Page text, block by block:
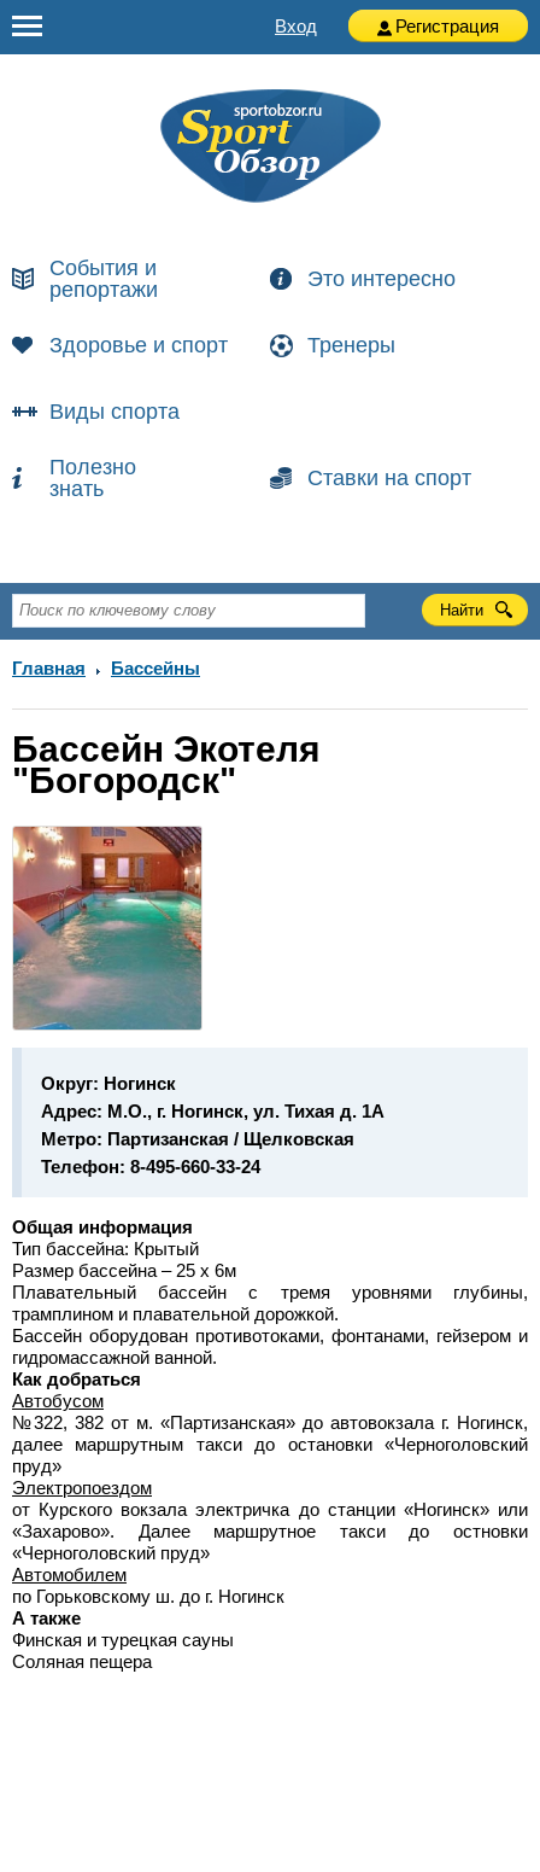
Вход Регистрация
События и
репортажи
Это интересно
Здоровье и спорт Тренеры
Виды спорта
Полезно
знать
Ставки на спорт
Главная Бассейны
Бассейн Экотеля
"Богородск"
Округ: Ногинск
Адрес: М.О., г. Ногинск, ул. Тихая д. 1А
Метро: Партизанская / Щелковская
Телефон: 8-495-660-33-24
Общая информация
Тип бассейна: Крытый
Размер бассейна – 25 х 6м
Плавательный бассейн с тремя уровнями глубины,
трамплином и плавательной дорожкой.
Бассейн оборудован противотоками, фонтанами, гейзером и
гидромассажной ванной.
Как добраться
Автобусом
№322, 382 от м. «Партизанская» до автовокзала г. Ногинск,
далее маршрутным такси до остановки «Черноголовский
пруд»
Электропоездом
от Курского вокзала электричка до станции «Ногинск» или
«Захарово». Далее маршрутное такси до остновки
«Черноголовский пруд»
Автомобилем
по Горьковскому ш. до г. Ногинск
А также
Финская и турецкая сауны
Соляная пещера